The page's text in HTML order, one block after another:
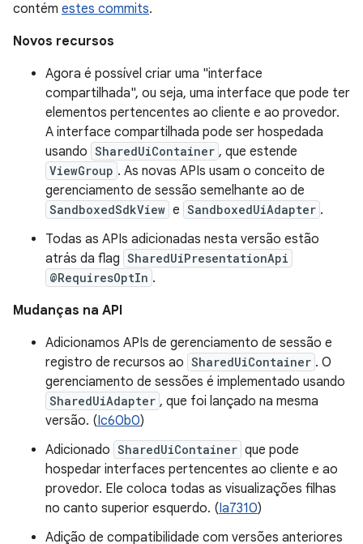
contém estes commits.
Novos recursos
Agora é possível criar uma "interface
compartilhada", ou seja, uma interface que pode ter
elementos pertencentes ao cliente e ao provedor.
A interface compartilhada pode ser hospedada
usando SharedUiContainer , que estende
ViewGroup . As novas APIs usam o conceito de
gerenciamento de sessão semelhante ao de
SandboxedSdkView e SandboxedUiAdapter .
Todas as APIs adicionadas nesta versão estão
atrás da flag SharedUiPresentationApi
@RequiresOptIn .
Mudanças na API
Adicionamos APIs de gerenciamento de sessão e
registro de recursos ao SharedUiContainer . O
gerenciamento de sessões é implementado usando
SharedUiAdapter , que foi lançado na mesma
versão. (Ic60b0)
Adicionado SharedUiContainer que pode
hospedar interfaces pertencentes ao cliente e ao
provedor. Ele coloca todas as visualizações filhas
no canto superior esquerdo. (Ia7310)
Adição de compatibilidade com versões anteriores